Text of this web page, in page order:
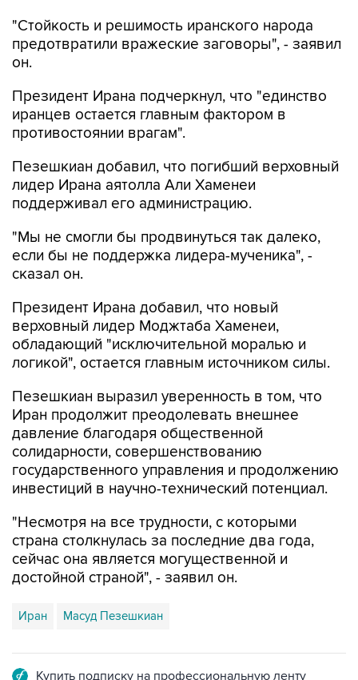
"Стойкость и решимость иранского народа
предотвратили вражеские заговоры", - заявил
он.
Президент Ирана подчеркнул, что "единство
иранцев остается главным фактором в
противостоянии врагам".
Пезешкиан добавил, что погибший верховный
лидер Ирана аятолла Али Хаменеи
поддерживал его администрацию.
"Мы не смогли бы продвинуться так далеко,
если бы не поддержка лидера-мученика", -
сказал он.
Президент Ирана добавил, что новый
верховный лидер Моджтаба Хаменеи,
обладающий "исключительной моралью и
логикой", остается главным источником силы.
Пезешкиан выразил уверенность в том, что
Иран продолжит преодолевать внешнее
давление благодаря общественной
солидарности, совершенствованию
государственного управления и продолжению
инвестиций в научно-технический потенциал.
"Несмотря на все трудности, с которыми
страна столкнулась за последние два года,
сейчас она является могущественной и
достойной страной", - заявил он.
Иран Масуд Пезешкиан
Купить подписку на профессиональную ленту